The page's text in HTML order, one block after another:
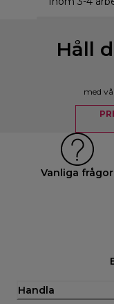
Håll
med
Vanliga frågor
Handla